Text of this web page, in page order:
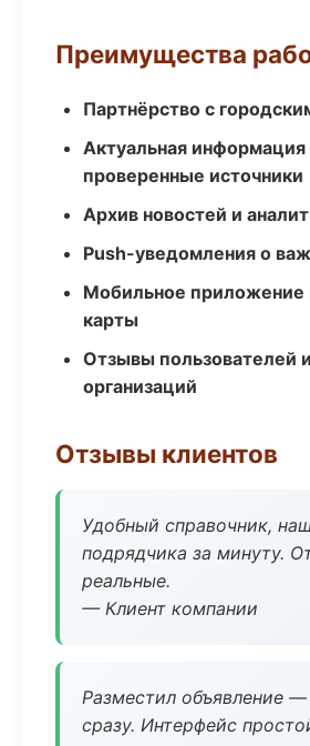
Преимущества
Партнёрство с
Актуальная информация
проверенные источники
Архив новостей и
Push-уведомления о
Мобильное приложение
карты
Отзывы пользователей
организаций
Отзывы клиентов
Удобный справочник,
подрядчика за минуту.
реальные.
— Клиент компании
Разместил объявление —
сразу. Интерфейс